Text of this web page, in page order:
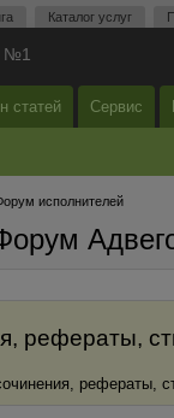
Каталог услуг
№1
статей Сервис
исполнителей
рефераты,
рефераты,